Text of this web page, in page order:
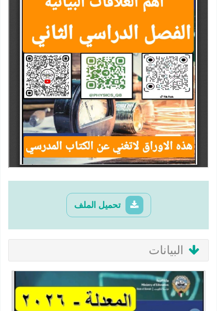
تحميل الملف
البيانات